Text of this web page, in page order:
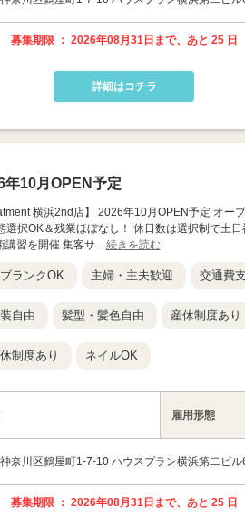
募集期限 ： 2026年08月31日まで、あと 25 日
詳細はコチラ
年10月OPEN予定
横浜2nd店】 2026年10月OPEN予定 オー
選択OK＆残業ほぼなし！ 休日数は選択制で土
講習を開催 集客サ... 続きを読む
ブランクOK 主婦・主夫歓迎 交通費
自由 髪型・髪色自由 産休制度あり
制度あり ネイルOK
雇用形態
奈川区鶴屋町1-7-10 ハウスプラン横浜第二ビル
募集期限 ： 2026年08月31日まで、あと 25 日